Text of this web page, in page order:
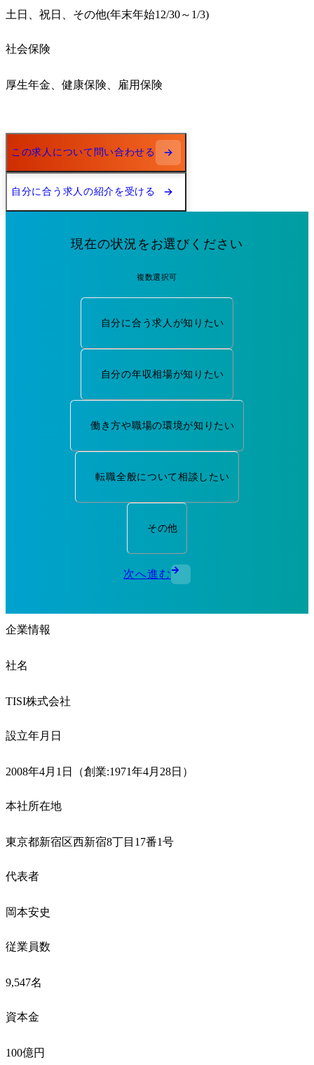
土日、祝日、その他(年末年始12/30～1/3)
社会保険
厚生年金、健康保険、雇用保険
この求人について問い合わせる
自分に合う求人の紹介を受ける
現在の状況をお選びください
複数選択可
自分に合う求人が知りたい
自分の年収相場が知りたい
働き方や職場の環境が知りたい
転職全般について相談したい
その他
次へ進む
企業情報
社名
TISI株式会社
設立年月日
2008年4月1日（創業:1971年4月28日）
本社所在地
東京都新宿区西新宿8丁目17番1号
代表者
岡本安史
従業員数
9,547名
資本金
100億円